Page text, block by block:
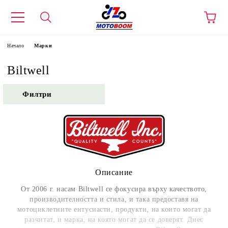
Начало Марки
Biltwell
Филтри
Описание
От 2006 г. насам Biltwell се фокусира върху качеството,
производителността и стила, и така предоставя на
мотоциклетните ентусиасти, продукти, на които могат да
разчитат, и марка, на която могат да се доверят. Днес